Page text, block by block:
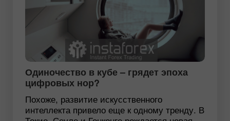
Одиночество в кубе – грядет эпоха
цифровых нор?
Похоже, развитие искусственного
интеллекта привело еще к одному тренду. В